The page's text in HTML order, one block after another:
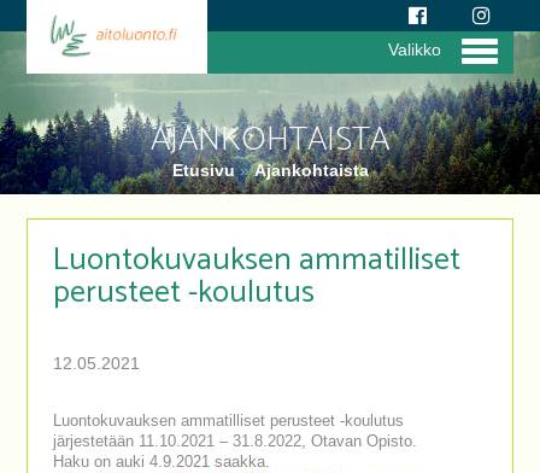
AJANKOHTAISTA
Etusivu»Ajankohtaista
Valikko
Luontokuvauksen ammatilliset
perusteet -koulutus
12.05.2021
Luontokuvauksen ammatilliset perusteet -koulutus
järjestetään 11.10.2021 – 31.8.2022, Otavan Opisto.
Haku on auki 4.9.2021 saakka.